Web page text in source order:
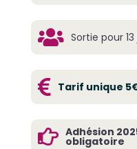
 Sortie pour
 Tarif unique
 Adhésion
obligatoire